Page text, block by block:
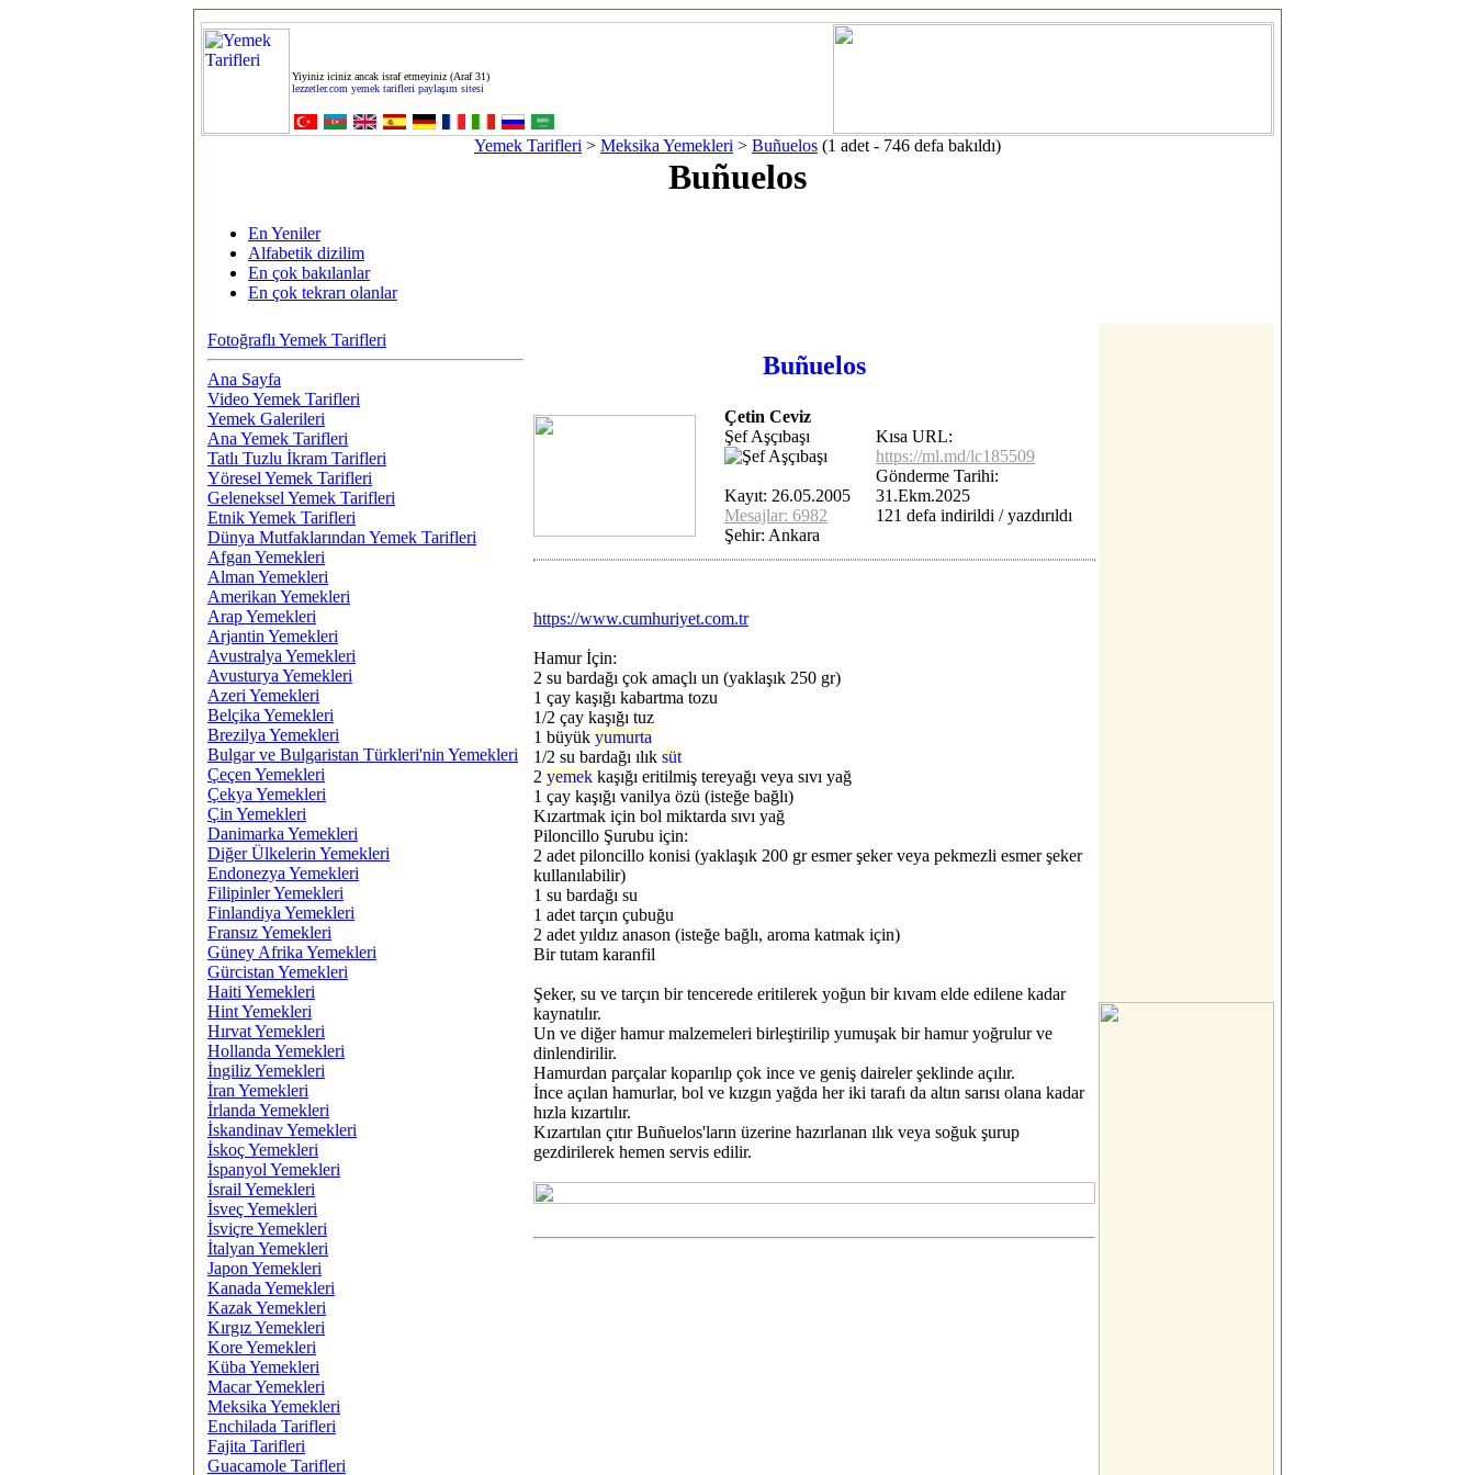
Yiyiniz iciniz ancak israf etmeyiniz (Araf 31)
lezzetler.com yemek tarifleri paylaşım sitesi
Yemek Tarifleri > Meksika Yemekleri > Buñuelos (1 adet - 746 defa bakıldı)
Buñuelos
En Yeniler
Alfabetik dizilim
En çok bakılanlar
En çok tekrarı olanlar
Fotoğraflı Yemek Tarifleri
Ana Sayfa
Video Yemek Tarifleri
Yemek Galerileri
Ana Yemek Tarifleri
Tatlı Tuzlu İkram Tarifleri
Yöresel Yemek Tarifleri
Geleneksel Yemek Tarifleri
Etnik Yemek Tarifleri
Dünya Mutfaklarından Yemek Tarifleri
Afgan Yemekleri
Alman Yemekleri
Amerikan Yemekleri
Arap Yemekleri
Arjantin Yemekleri
Avustralya Yemekleri
Avusturya Yemekleri
Azeri Yemekleri
Belçika Yemekleri
Brezilya Yemekleri
Bulgar ve Bulgaristan Türkleri'nin Yemekleri
Çeçen Yemekleri
Çekya Yemekleri
Çin Yemekleri
Danimarka Yemekleri
Diğer Ülkelerin Yemekleri
Endonezya Yemekleri
Filipinler Yemekleri
Finlandiya Yemekleri
Fransız Yemekleri
Güney Afrika Yemekleri
Gürcistan Yemekleri
Haiti Yemekleri
Hint Yemekleri
Hırvat Yemekleri
Hollanda Yemekleri
İngiliz Yemekleri
İran Yemekleri
İrlanda Yemekleri
İskandinav Yemekleri
İskoç Yemekleri
İspanyol Yemekleri
İsrail Yemekleri
İsveç Yemekleri
İsviçre Yemekleri
İtalyan Yemekleri
Japon Yemekleri
Kanada Yemekleri
Kazak Yemekleri
Kırgız Yemekleri
Kore Yemekleri
Küba Yemekleri
Macar Yemekleri
Meksika Yemekleri
Enchilada Tarifleri
Fajita Tarifleri
Guacamole Tarifleri
Buñuelos
Çetin Ceviz
Şef Aşçıbaşı
Kayıt: 26.05.2005
Mesajlar: 6982
Şehir: Ankara
Kısa URL:
https://ml.md/lc185509
Gönderme Tarihi:
31.Ekm.2025
121 defa indirildi / yazdırıldı
https://www.cumhuriyet.com.tr
Hamur İçin:
2 su bardağı çok amaçlı un (yaklaşık 250 gr)
1 çay kaşığı kabartma tozu
1/2 çay kaşığı tuz
1 büyük yumurta
1/2 su bardağı ılık süt
2 yemek kaşığı eritilmiş tereyağı veya sıvı yağ
1 çay kaşığı vanilya özü (isteğe bağlı)
Kızartmak için bol miktarda sıvı yağ
Piloncillo Şurubu için:
2 adet piloncillo konisi (yaklaşık 200 gr esmer şeker veya pekmezli esmer şeker
kullanılabilir)
1 su bardağı su
1 adet tarçın çubuğu
2 adet yıldız anason (isteğe bağlı, aroma katmak için)
Bir tutam karanfil
Şeker, su ve tarçın bir tencerede eritilerek yoğun bir kıvam elde edilene kadar
kaynatılır.
Un ve diğer hamur malzemeleri birleştirilip yumuşak bir hamur yoğrulur ve
dinlendirilir.
Hamurdan parçalar koparılıp çok ince ve geniş daireler şeklinde açılır.
İnce açılan hamurlar, bol ve kızgın yağda her iki tarafı da altın sarısı olana kadar
hızla kızartılır.
Kızartılan çıtır Buñuelos'ların üzerine hazırlanan ılık veya soğuk şurup
gezdirilerek hemen servis edilir.